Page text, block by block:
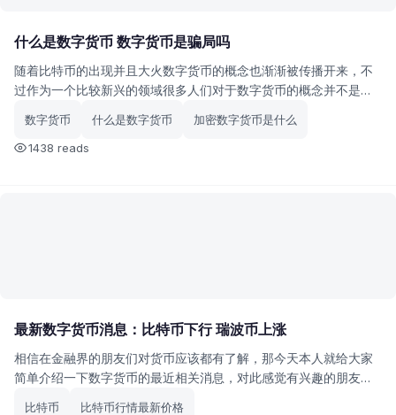
什么是数字货币 数字货币是骗局吗
随着比特币的出现并且大火数字货币的概念也渐渐被传播开来，不
过作为一个比较新兴的领域很多人们对于数字货币的概念并不是特
数字货币 什么是数字货币
加密数字货币是什么
1438 reads
最新数字货币消息：比特币下行 瑞波币上涨
相信在金融界的朋友们对货币应该都有了解，那今天本人就给大家
简单介绍一下数字货币的最近相关消息，对此感觉有兴趣的朋友欢
比特币
比特币行情最新价格